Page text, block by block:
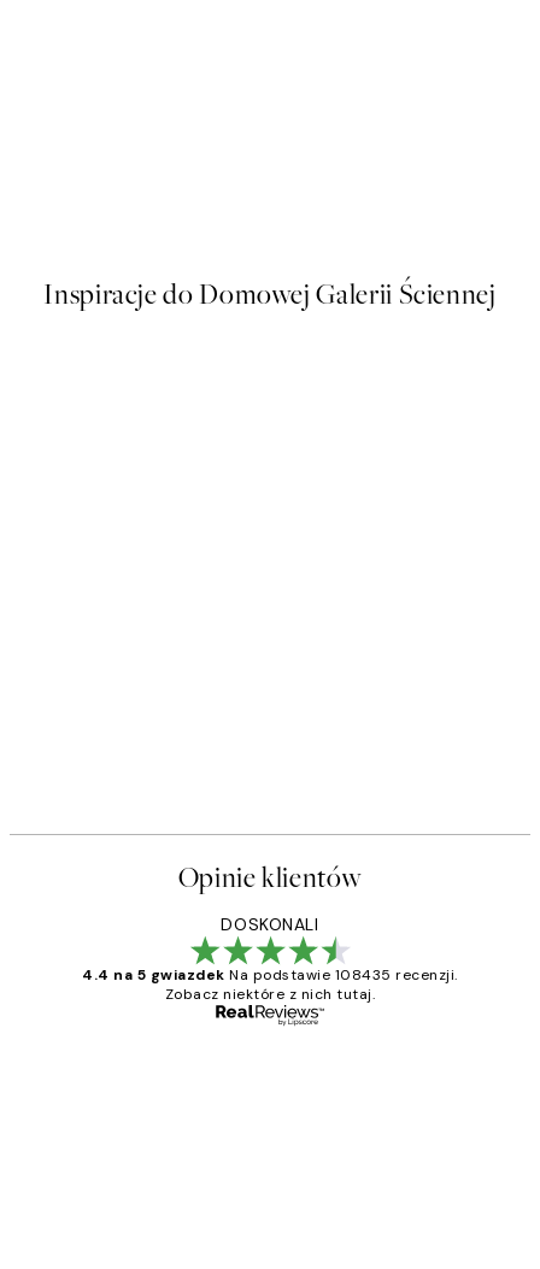
Inspiracje do Domowej Galerii Ściennej
Opinie klientów
DOSKONALI
4.4 na 5 gwiazdek Na podstawie 108435 recenzji.
Zobacz niektóre z nich tutaj.